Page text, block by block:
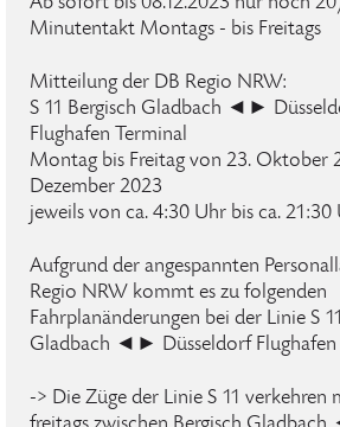
Minutentakt Montags - bis Freitags
Mitteilung der DB Regio NRW:
S 11 Bergisch Gladbach ◄►
Flughafen Terminal
Montag bis Freitag von 23. Oktober
Dezember 2023
jeweils von ca. 4:30 Uhr bis ca. 21:30
Aufgrund der angespannten
Regio NRW kommt es zu folgenden
Fahrplanänderungen bei der Linie S
Gladbach ◄► Düsseldorf Flughafen
-> Die Züge der Linie S 11 verkehren